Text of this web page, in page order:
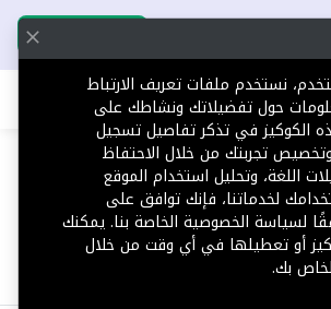
تحميل التطبيق
اطلب عقارك
404
معالجة طلبك.
نستخدم ملفات تعريف الارتباط
حول تفضيلاتك ونشاطك على
الكوكيز في تذكر تفاصيل تسجيل
تجربتك من خلال الاحتفاظ
اللغة، وتحليل استخدام الموقع
لخدماتنا، فإنك توافق على
لسياسة الخصوصية الخاصة بنا. يمكنك
أو تعطيلها في أي وقت من خلال
بك.